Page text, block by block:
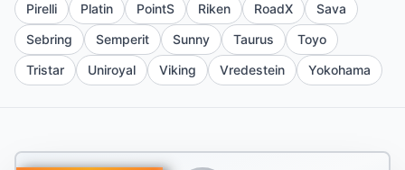
Pirelli
Platin PointS Riken RoadX
Sava
Sebring
Semperit Sunny Taurus
Toyo
Tristar
Uniroyal Viking Vredestein Yokohama